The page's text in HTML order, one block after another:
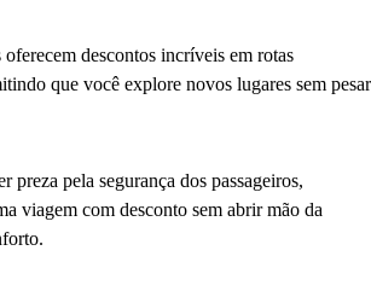
oferecem descontos incríveis em rotas
que você explore novos lugares sem pesar
preza pela segurança dos passageiros,
viagem com desconto sem abrir mão da